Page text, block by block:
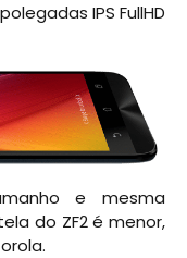
IPS FullHD
e mesma
do ZF2 é menor,